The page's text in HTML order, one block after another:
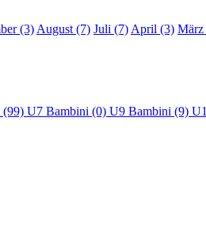
(3)August (7) Juli (7)April (3) März
(99) U7 Bambini (0) U9 Bambini (9)